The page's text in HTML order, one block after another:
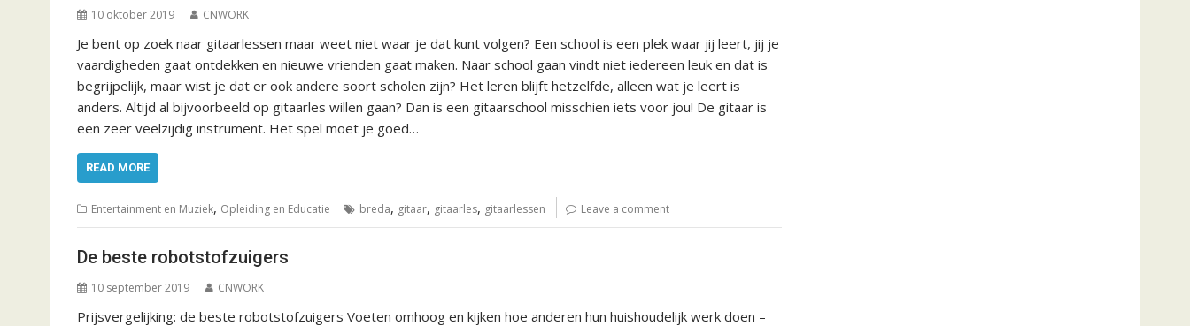
10 oktober 2019 CNWORK
Je bent op zoek naar gitaarlessen maar weet niet waar je dat kunt volgen? Een school is een plek waar jij leert, jij je
vaardigheden gaat ontdekken en nieuwe vrienden gaat maken. Naar school gaan vindt niet iedereen leuk en dat is
begrijpelijk, maar wist je dat er ook andere soort scholen zijn? Het leren blijft hetzelfde, alleen wat je leert is
anders. Altijd al bijvoorbeeld op gitaarles willen gaan? Dan is een gitaarschool misschien iets voor jou! De gitaar is
een zeer veelzijdig instrument. Het spel moet je goed…
READ MORE
Entertainment en Muziek, Opleiding en Educatie breda, gitaar, gitaarles, gitaarlessen Leave a comment
De beste robotstofzuigers
10 september 2019 CNWORK
Prijsvergelijking: de beste robotstofzuigers Voeten omhoog en kijken hoe anderen hun huishoudelijk werk doen –